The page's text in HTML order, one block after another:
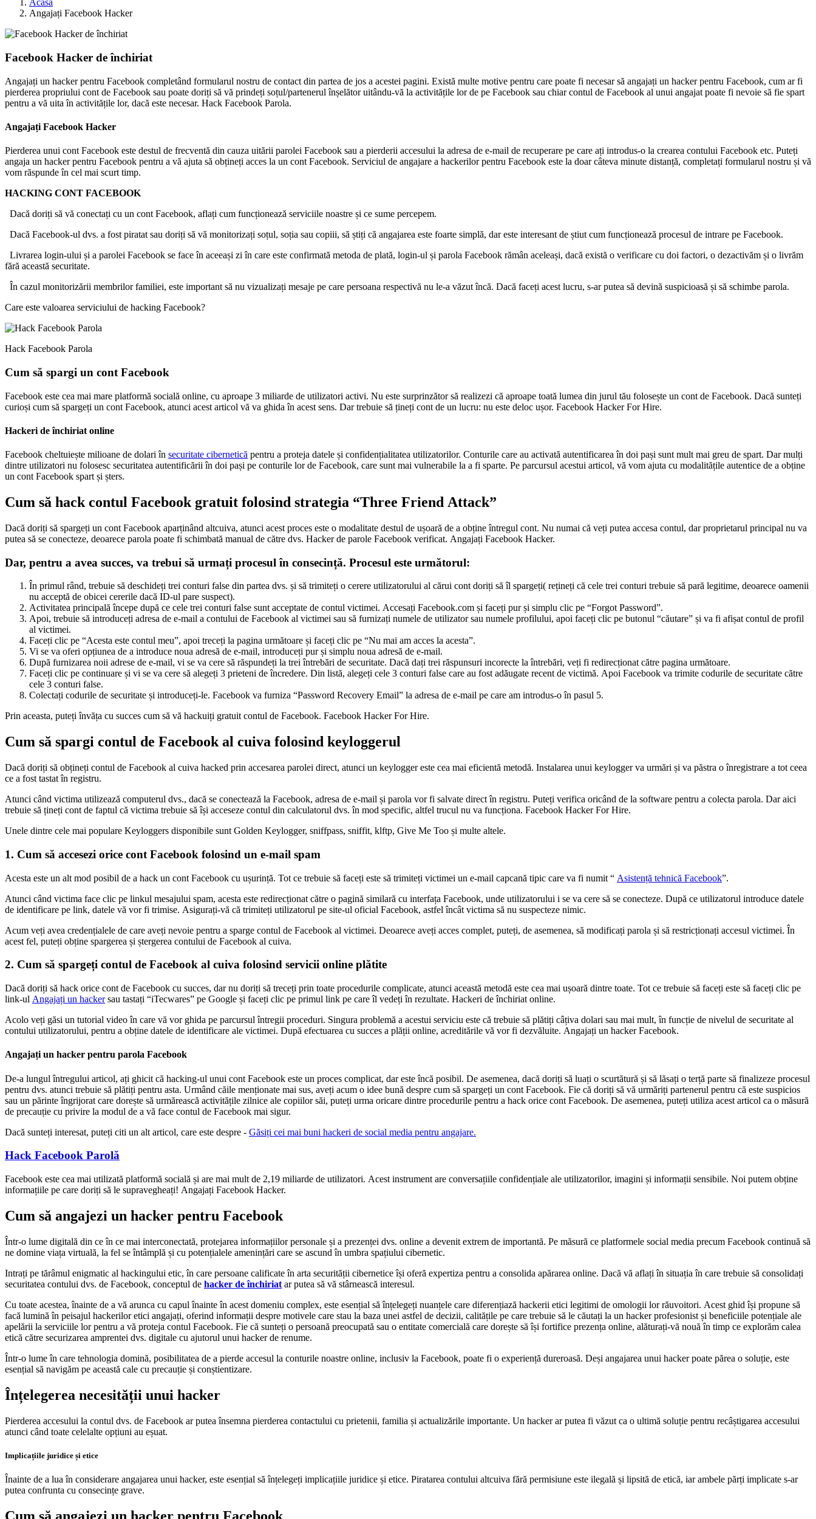
Acasă
Angajați Facebook Hacker
Facebook Hacker de închiriat
Angajați un hacker pentru Facebook completând formularul nostru de contact din partea de jos a acestei pagini. Există multe motive pentru care poate fi necesar să angajați un hacker pentru Facebook, cum ar fi
pierderea propriului cont de Facebook sau poate doriți să vă prindeți soțul/partenerul înșelător uitându-vă la activitățile lor de pe Facebook sau chiar contul de Facebook al unui angajat poate fi nevoie să fie spart
pentru a vă uita în activitățile lor, dacă este necesar. Hack Facebook Parola.
Angajați Facebook Hacker
Pierderea unui cont Facebook este destul de frecventă din cauza uitării parolei Facebook sau a pierderii accesului la adresa de e-mail de recuperare pe care ați introdus-o la crearea contului Facebook etc. Puteți
angaja un hacker pentru Facebook pentru a vă ajuta să obțineți acces la un cont Facebook. Serviciul de angajare a hackerilor pentru Facebook este la doar câteva minute distanță, completați formularul nostru și vă
vom răspunde în cel mai scurt timp.
HACKING CONT FACEBOOK
Dacă doriți să vă conectați cu un cont Facebook, aflați cum funcționează serviciile noastre și ce sume percepem.
Dacă Facebook-ul dvs. a fost piratat sau doriți să vă monitorizați soțul, soția sau copiii, să știți că angajarea este foarte simplă, dar este interesant de știut cum funcționează procesul de intrare pe Facebook.
Livrarea login-ului și a parolei Facebook se face în aceeași zi în care este confirmată metoda de plată, login-ul și parola Facebook rămân aceleași, dacă există o verificare cu doi factori, o dezactivăm și o livrăm
fără această securitate.
În cazul monitorizării membrilor familiei, este important să nu vizualizați mesaje pe care persoana respectivă nu le-a văzut încă. Dacă faceți acest lucru, s-ar putea să devină suspicioasă și să schimbe parola.
Care este valoarea serviciului de hacking Facebook?
Hack Facebook Parola
Cum să spargi un cont Facebook
Facebook este cea mai mare platformă socială online, cu aproape 3 miliarde de utilizatori activi. Nu este surprinzător să realizezi că aproape toată lumea din jurul tău folosește un cont de Facebook. Dacă sunteți
curioși cum să spargeți un cont Facebook, atunci acest articol vă va ghida în acest sens. Dar trebuie să țineți cont de un lucru: nu este deloc ușor. Facebook Hacker For Hire.
Hackeri de închiriat online
Facebook cheltuiește milioane de dolari în securitate cibernetică pentru a proteja datele și confidențialitatea utilizatorilor. Conturile care au activată autentificarea în doi pași sunt mult mai greu de spart. Dar mulți
dintre utilizatori nu folosesc securitatea autentificării în doi pași pe conturile lor de Facebook, care sunt mai vulnerabile la a fi sparte. Pe parcursul acestui articol, vă vom ajuta cu modalitățile autentice de a obține
un cont Facebook spart și șters.
Cum să hack contul Facebook gratuit folosind strategia “Three Friend Attack”
Dacă doriți să spargeți un cont Facebook aparținând altcuiva, atunci acest proces este o modalitate destul de ușoară de a obține întregul cont. Nu numai că veți putea accesa contul, dar proprietarul principal nu va
putea să se conecteze, deoarece parola poate fi schimbată manual de către dvs. Hacker de parole Facebook verificat. Angajați Facebook Hacker.
Dar, pentru a avea succes, va trebui să urmați procesul în consecință. Procesul este următorul:
În primul rând, trebuie să deschideți trei conturi false din partea dvs. și să trimiteți o cerere utilizatorului al cărui cont doriți să îl spargeți( rețineți că cele trei conturi trebuie să pară legitime, deoarece oamenii
nu acceptă de obicei cererile dacă ID-ul pare suspect).
Activitatea principală începe după ce cele trei conturi false sunt acceptate de contul victimei. Accesați Facebook.com și faceți pur și simplu clic pe “Forgot Password”.
Apoi, trebuie să introduceți adresa de e-mail a contului de Facebook al victimei sau să furnizați numele de utilizator sau numele profilului, apoi faceți clic pe butonul “căutare” și va fi afișat contul de profil
al victimei.
Faceți clic pe “Acesta este contul meu”, apoi treceți la pagina următoare și faceți clic pe “Nu mai am acces la acesta”.
Vi se va oferi opțiunea de a introduce noua adresă de e-mail, introduceți pur și simplu noua adresă de e-mail.
După furnizarea noii adrese de e-mail, vi se va cere să răspundeți la trei întrebări de securitate. Dacă dați trei răspunsuri incorecte la întrebări, veți fi redirecționat către pagina următoare.
Faceți clic pe continuare și vi se va cere să alegeți 3 prieteni de încredere. Din listă, alegeți cele 3 conturi false care au fost adăugate recent de victimă. Apoi Facebook va trimite codurile de securitate către
cele 3 conturi false.
Colectați codurile de securitate și introduceți-le. Facebook va furniza “Password Recovery Email” la adresa de e-mail pe care am introdus-o în pasul 5.
Prin aceasta, puteți învăța cu succes cum să vă hackuiți gratuit contul de Facebook. Facebook Hacker For Hire.
Cum să spargi contul de Facebook al cuiva folosind keyloggerul
Dacă doriți să obțineți contul de Facebook al cuiva hacked prin accesarea parolei direct, atunci un keylogger este cea mai eficientă metodă. Instalarea unui keylogger va urmări și va păstra o înregistrare a tot ceea
ce a fost tastat în registru.
Atunci când victima utilizează computerul dvs., dacă se conectează la Facebook, adresa de e-mail și parola vor fi salvate direct în registru. Puteți verifica oricând de la software pentru a colecta parola. Dar aici
trebuie să țineți cont de faptul că victima trebuie să își acceseze contul din calculatorul dvs. în mod specific, altfel trucul nu va funcționa. Facebook Hacker For Hire.
Unele dintre cele mai populare Keyloggers disponibile sunt Golden Keylogger, sniffpass, sniffit, klftp, Give Me Too și multe altele.
1. Cum să accesezi orice cont Facebook folosind un e-mail spam
Acesta este un alt mod posibil de a hack un cont Facebook cu ușurință. Tot ce trebuie să faceți este să trimiteți victimei un e-mail capcană tipic care va fi numit “ Asistență tehnică Facebook”.
Atunci când victima face clic pe linkul mesajului spam, acesta este redirecționat către o pagină similară cu interfața Facebook, unde utilizatorului i se va cere să se conecteze. După ce utilizatorul introduce datele
de identificare pe link, datele vă vor fi trimise. Asigurați-vă că trimiteți utilizatorul pe site-ul oficial Facebook, astfel încât victima să nu suspecteze nimic.
Acum veți avea credențialele de care aveți nevoie pentru a sparge contul de Facebook al victimei. Deoarece aveți acces complet, puteți, de asemenea, să modificați parola și să restricționați accesul victimei. În
acest fel, puteți obține spargerea și ștergerea contului de Facebook al cuiva.
2. Cum să spargeți contul de Facebook al cuiva folosind servicii online plătite
Dacă doriți să hack orice cont de Facebook cu succes, dar nu doriți să treceți prin toate procedurile complicate, atunci această metodă este cea mai ușoară dintre toate. Tot ce trebuie să faceți este să faceți clic pe
link-ul Angajați un hackersau tastați “iTecwares” pe Google și faceți clic pe primul link pe care îl vedeți în rezultate. Hackeri de închiriat online.
Acolo veți găsi un tutorial video în care vă vor ghida pe parcursul întregii proceduri. Singura problemă a acestui serviciu este că trebuie să plătiți câțiva dolari sau mai mult, în funcție de nivelul de securitate al
contului utilizatorului, pentru a obține datele de identificare ale victimei. După efectuarea cu succes a plății online, acreditările vă vor fi dezvăluite. Angajați un hacker Facebook.
Angajați un hacker pentru parola Facebook
De-a lungul întregului articol, ați ghicit că hacking-ul unui cont Facebook este un proces complicat, dar este încă posibil. De asemenea, dacă doriți să luați o scurtătură și să lăsați o terță parte să finalizeze procesul
pentru dvs. atunci trebuie să plătiți pentru asta. Urmând căile menționate mai sus, aveți acum o idee bună despre cum să spargeți un cont Facebook. Fie că doriți să vă urmăriți partenerul pentru că este suspicios
sau un părinte îngrijorat care dorește să urmărească activitățile zilnice ale copiilor săi, puteți urma oricare dintre procedurile pentru a hack orice cont Facebook. De asemenea, puteți utiliza acest articol ca o măsură
de precauție cu privire la modul de a vă face contul de Facebook mai sigur.
Dacă sunteți interesat, puteți citi un alt articol, care este despre - Găsiți cei mai buni hackeri de social media pentru angajare.
Hack Facebook Parolă
Facebook este cea mai utilizată platformă socială și are mai mult de 2,19 miliarde de utilizatori. Acest instrument are conversațiile confidențiale ale utilizatorilor, imagini și informații sensibile. Noi putem obține
informațiile pe care doriți să le supravegheați! Angajați Facebook Hacker.
Cum să angajezi un hacker pentru Facebook
Într-o lume digitală din ce în ce mai interconectată, protejarea informațiilor personale și a prezenței dvs. online a devenit extrem de importantă. Pe măsură ce platformele social media precum Facebook continuă să
ne domine viața virtuală, la fel se întâmplă și cu potențialele amenințări care se ascund în umbra spațiului cibernetic.
Intrați pe tărâmul enigmatic al hackingului etic, în care persoane calificate în arta securității cibernetice își oferă expertiza pentru a consolida apărarea online. Dacă vă aflați în situația în care trebuie să consolidați
securitatea contului dvs. de Facebook, conceptul de hacker de închiriat ar putea să vă stârnească interesul.
Cu toate acestea, înainte de a vă arunca cu capul înainte în acest domeniu complex, este esențial să înțelegeți nuanțele care diferențiază hackerii etici legitimi de omologii lor răuvoitori. Acest ghid își propune să
facă lumină în peisajul hackerilor etici angajați, oferind informații despre motivele care stau la baza unei astfel de decizii, calitățile pe care trebuie să le căutați la un hacker profesionist și beneficiile potențiale ale
apelării la serviciile lor pentru a vă proteja contul Facebook. Fie că sunteți o persoană preocupată sau o entitate comercială care dorește să își fortifice prezența online, alăturați-vă nouă în timp ce explorăm calea
etică către securizarea amprentei dvs. digitale cu ajutorul unui hacker de renume.
Într-o lume în care tehnologia domină, posibilitatea de a pierde accesul la conturile noastre online, inclusiv la Facebook, poate fi o experiență dureroasă. Deși angajarea unui hacker poate părea o soluție, este
esențial să navigăm pe această cale cu precauție și conștientizare.
Înțelegerea necesității unui hacker
Pierderea accesului la contul dvs. de Facebook ar putea însemna pierderea contactului cu prietenii, familia și actualizările importante. Un hacker ar putea fi văzut ca o ultimă soluție pentru recâștigarea accesului
atunci când toate celelalte opțiuni au eșuat.
Implicațiile juridice și etice
Înainte de a lua în considerare angajarea unui hacker, este esențial să înțelegeți implicațiile juridice și etice. Piratarea contului altcuiva fără permisiune este ilegală și lipsită de etică, iar ambele părți implicate s-ar
putea confrunta cu consecințe grave.